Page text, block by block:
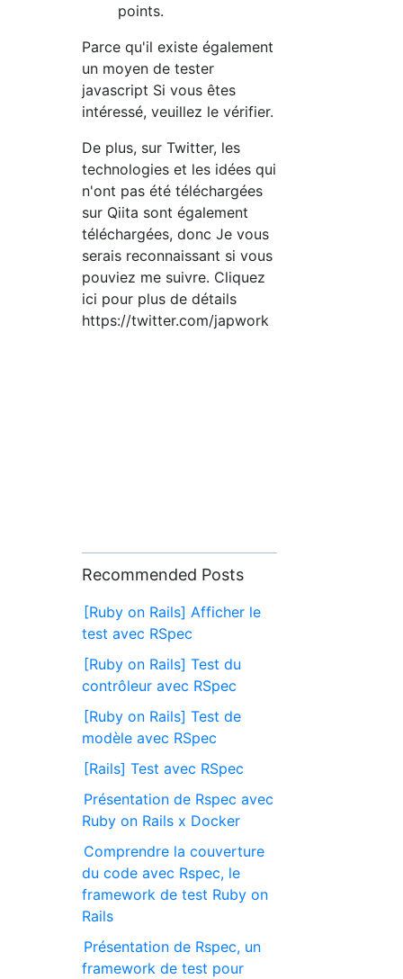
points.
Parce qu'il existe également
un moyen de tester
javascript Si vous êtes
intéressé, veuillez le vérifier.
De plus, sur Twitter, les
technologies et les idées qui
n'ont pas été téléchargées
sur Qiita sont également
téléchargées, donc Je vous
serais reconnaissant si vous
pouviez me suivre. Cliquez
ici pour plus de détails
https://twitter.com/japwork
Recommended Posts
[Ruby on Rails] Afficher le
test avec RSpec
[Ruby on Rails] Test du
contrôleur avec RSpec
[Ruby on Rails] Test de
modèle avec RSpec
[Rails] Test avec RSpec
Présentation de Rspec avec
Ruby on Rails x Docker
Comprendre la couverture
du code avec Rspec, le
framework de test Ruby on
Rails
Présentation de Rspec, un
framework de test pour